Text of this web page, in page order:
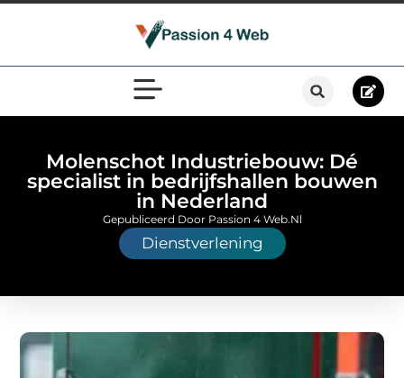
Molenschot Industriebouw: Dé
specialist in bedrijfshallen bouwen
in Nederland
Dienstverlening
Gepubliceerd Door Passion 4 Web.nl